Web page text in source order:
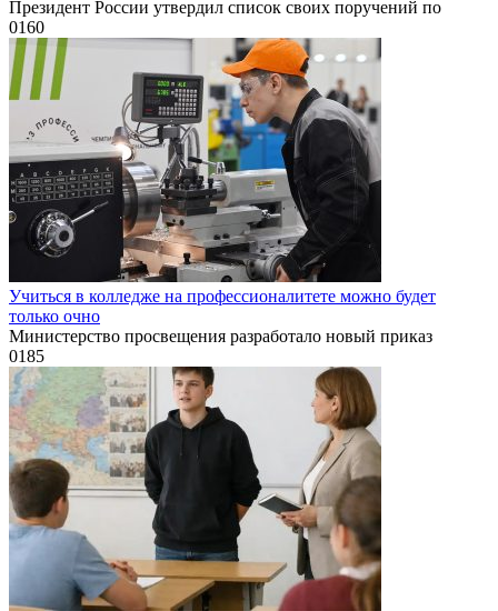
Президент России утвердил список своих поручений по
0160
Учиться в колледже на профессионалитете можно будет
только очно
Министерство просвещения разработало новый приказ
0185